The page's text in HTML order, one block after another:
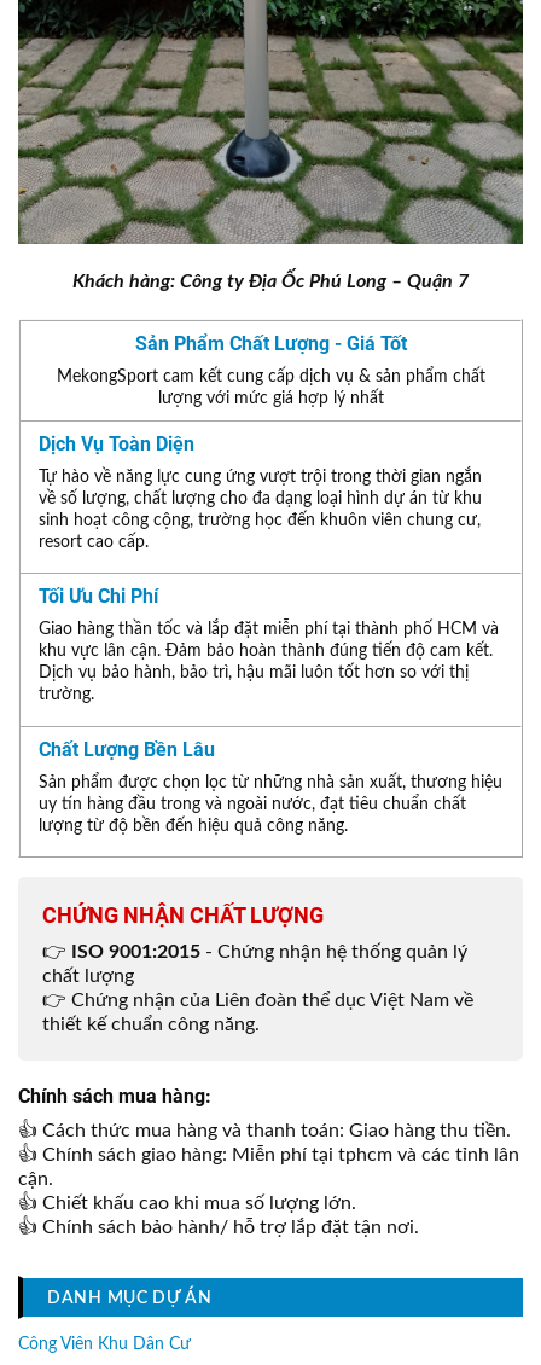
Khách hàng: Công ty Địa Ốc Phú Long – Quận 7
Sản Phẩm Chất Lượng - Giá Tốt
MekongSport cam kết cung cấp dịch vụ & sản phẩm chất
lượng với mức giá hợp lý nhất
Dịch Vụ Toàn Diện
Tự hào về năng lực cung ứng vượt trội trong thời gian ngắn
về số lượng, chất lượng cho đa dạng loại hình dự án từ khu
sinh hoạt công cộng, trường học đến khuôn viên chung cư,
resort cao cấp.
Tối Ưu Chi Phí
Giao hàng thần tốc và lắp đặt miễn phí tại thành phố HCM và
khu vực lân cận. Đảm bảo hoàn thành đúng tiến độ cam kết.
Dịch vụ bảo hành, bảo trì, hậu mãi luôn tốt hơn so với thị
trường.
Chất Lượng Bền Lâu
Sản phẩm được chọn lọc từ những nhà sản xuất, thương hiệu
uy tín hàng đầu trong và ngoài nước, đạt tiêu chuẩn chất
lượng từ độ bền đến hiệu quả công năng.
CHỨNG NHẬN CHẤT LƯỢNG
👉 ISO 9001:2015 - Chứng nhận hệ thống quản lý
chất lượng
👉 Chứng nhận của Liên đoàn thể dục Việt Nam về
thiết kế chuẩn công năng.
Chính sách mua hàng:
👍 Cách thức mua hàng và thanh toán: Giao hàng thu tiền.
👍 Chính sách giao hàng: Miễn phí tại tphcm và các tỉnh lân
cận.
👍 Chiết khấu cao khi mua số lượng lớn.
👍 Chính sách bảo hành/ hỗ trợ lắp đặt tận nơi.
DANH MỤC DỰ ÁN
Công Viên Khu Dân Cư